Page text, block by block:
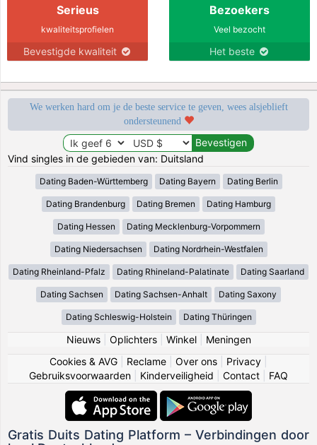
Serieus
kwaliteitsprofielen
Bevestigde kwaliteit
Bezoekers
Veel bezocht
Het beste
We werken hard om je de beste service te geven, wees alsjeblieft
ondersteunend
Vind singles in de gebieden van: Duitsland
Dating Baden-Württemberg Dating Bayern Dating Berlin
Dating Brandenburg Dating Bremen Dating Hamburg
Dating Hessen Dating Mecklenburg-Vorpommern
Dating Niedersachsen Dating Nordrhein-Westfalen
Dating Rheinland-Pfalz Dating Rhineland-Palatinate Dating Saarland
Dating Sachsen Dating Sachsen-Anhalt Dating Saxony
Dating Schleswig-Holstein Dating Thüringen
Nieuws| Oplichters| Winkel| Meningen
Cookies & AVG
Reclame Over ons Privacy
Gebruiksvoorwaarden
Kinderveiligheid Contact FAQ
Gratis Duits Dating Platform – Verbindingen door